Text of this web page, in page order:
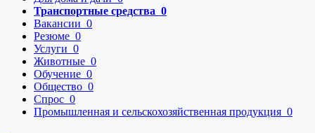
Транспортные средства 0
Вакансии 0
Резюме 0
Услуги 0
Животные 0
Обучение 0
Общество 0
Спрос 0
Промышленная и сельскохозяйственная продукция 0